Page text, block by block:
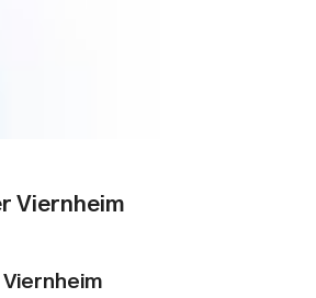
Viernheim